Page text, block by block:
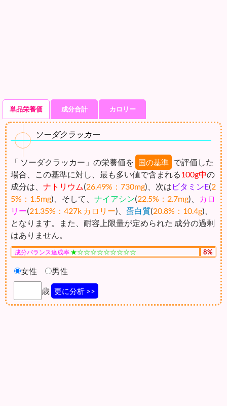
単品栄養価 成分合計 カロリー
ソーダクラッカー
「 ソーダクラッカー」の栄養価を 国の基準 で評価した
場合、この基準に対し、最も多い値で含まれる100g中の
成分は、 ナトリウム(26.49%：730mg)、次は ビタミンE(2
5%：1.5mg)、そして、 ナイアシン(22.5%：2.7mg)、
カロ
リー(21.35%：427k カロリー)、 蛋白質(20.8%：10.4g)、
となります。また、耐容上限量が定められた 成分の過剰
はありません。
成分バランス達成率 ★☆☆☆☆☆☆☆☆☆ 8%
女性 男性
歳 更に分析 >>